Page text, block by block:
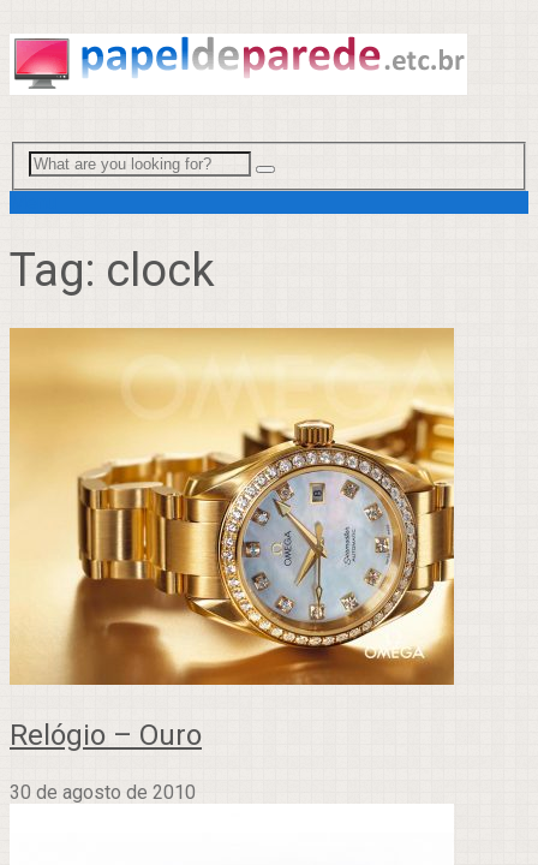
Tag: clock
Relógio – Ouro
30 de agosto de 2010